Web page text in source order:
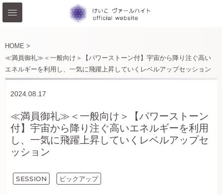
HOME >
≪満員御礼≫＜一般向け＞【パワーストーン付】宇宙から降り注ぐ高い
エネルギーを利用し、一気に飛躍上昇していくレベルアップセッション
2024.08.17
≪満員御礼≫＜一般向け＞【パワーストーン
付】宇宙から降り注ぐ高いエネルギーを利用
し、一気に飛躍上昇していくレベルアップセ
ッション
SESSION ピックアップ